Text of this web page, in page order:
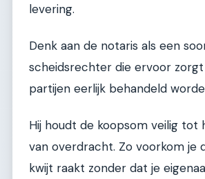
levering.
Denk aan de notaris als een
scheidsrechter die ervoor
partijen eerlijk behandeld
Hij houdt de koopsom veilig tot
van overdracht. Zo voorkom je
kwijt raakt zonder dat je